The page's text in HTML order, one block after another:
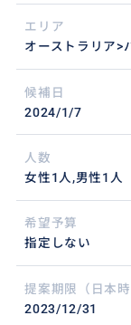
エリア
オーストラリア>
候補日
2024/1/7
人数
女性1人,男性1人
希望予算
指定しない
提案期限（日本時
2023/12/31